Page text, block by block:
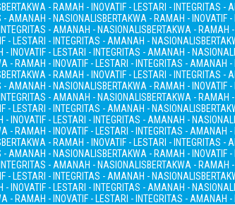
BERTAKWA - RAMAH - INOVATIF - LESTARI - INTEGRITAS -
- AMANAH - NASIONALISBERTAKWA - RAMAH - INOVATIF
- AMANAH - NASIONALISBERTAKWA - RAMAH
- LESTARI - INTEGRITAS - AMANAH - NASIONALIS
- INOVATIF - LESTARI - INTEGRITAS - AMANAH -
- RAMAH - INOVATIF - LESTARI - INTEGRITAS - AMANAH
BERTAKWA - RAMAH - INOVATIF - LESTARI - INTEGRITAS -
- AMANAH - NASIONALISBERTAKWA - RAMAH - INOVATIF
- AMANAH - NASIONALISBERTAKWA - RAMAH
- LESTARI - INTEGRITAS - AMANAH - NASIONALIS
- INOVATIF - LESTARI - INTEGRITAS - AMANAH -
- RAMAH - INOVATIF - LESTARI - INTEGRITAS - AMANAH
BERTAKWA - RAMAH - INOVATIF - LESTARI - INTEGRITAS -
- AMANAH - NASIONALISBERTAKWA - RAMAH - INOVATIF
- AMANAH - NASIONALISBERTAKWA - RAMAH
- LESTARI - INTEGRITAS - AMANAH - NASIONALIS
- INOVATIF - LESTARI - INTEGRITAS - AMANAH -
- RAMAH - INOVATIF - LESTARI - INTEGRITAS - AMANAH